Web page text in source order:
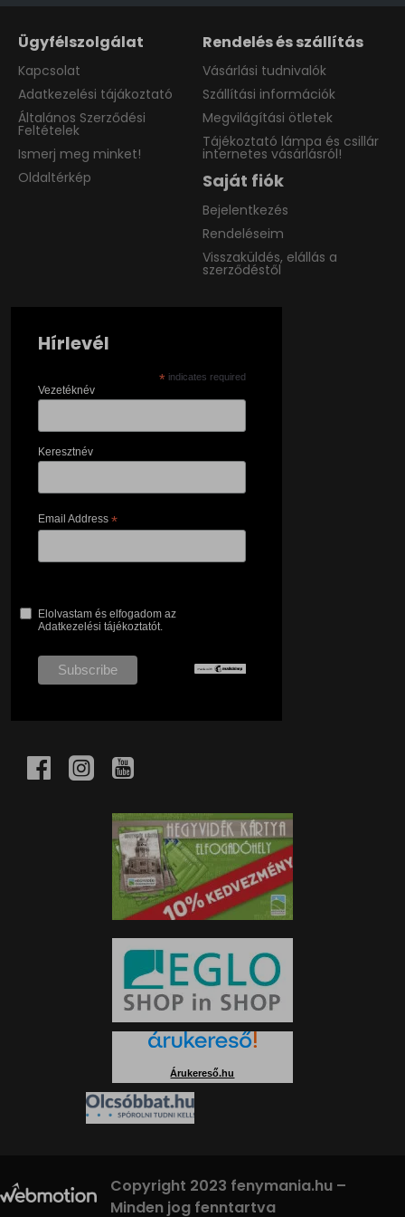
Ügyfélszolgálat
Kapcsolat
Adatkezelési tájákoztató
Általános Szerződési
Feltételek
Ismerj meg minket!
Oldaltérkép
Rendelés és szállítás
Vásárlási tudnivalók
Szállítási információk
Megvilágítási ötletek
Tájékoztató lámpa és csillár
internetes vásárlásról!
Saját fiók
Bejelentkezés
Rendeléseim
Visszaküldés, elállás a
szerződéstől
Hírlevél
* indicates required
Vezetéknév
Keresztnév
Email Address *
Elolvastam és elfogadom az
Adatkezelési tájékoztatót.
Árukereső.hu
Copyright 2023 fenymania.hu –
Minden jog fenntartva